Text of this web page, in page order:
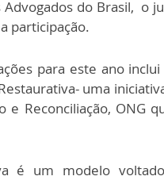
do Brasil, o
participação.
para este ano
uma
e Reconciliação, ONG
é um modelo